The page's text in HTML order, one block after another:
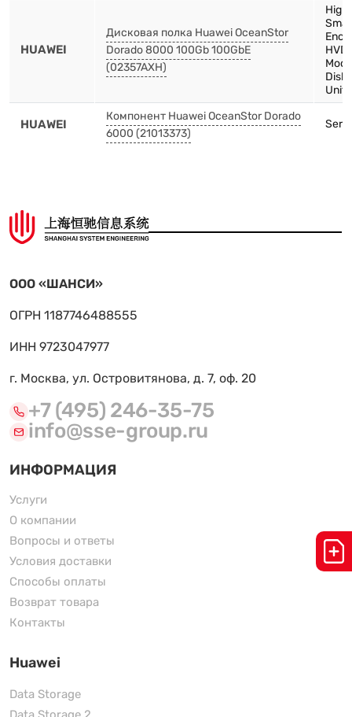
HUAWEI
Дисковая полка Huawei OceanStor
Dorado 8000 100Gb 100GbE
(02357AXH)
Disk
HUAWEI
Компонент Huawei OceanStor Dorado
6000 (21013373)
ООО «ШАНСИ»
ОГРН 1187746488555
ИНН 9723047977
г. Москва, ул. Островитянова, д. 7, оф. 20
+7 (495) 246-35-75
info@sse-group.ru
ИНФОРМАЦИЯ
Услуги
О компании
Вопросы и ответы
Условия доставки
Способы оплаты
Возврат товара
Контакты
Huawei
Data Storage